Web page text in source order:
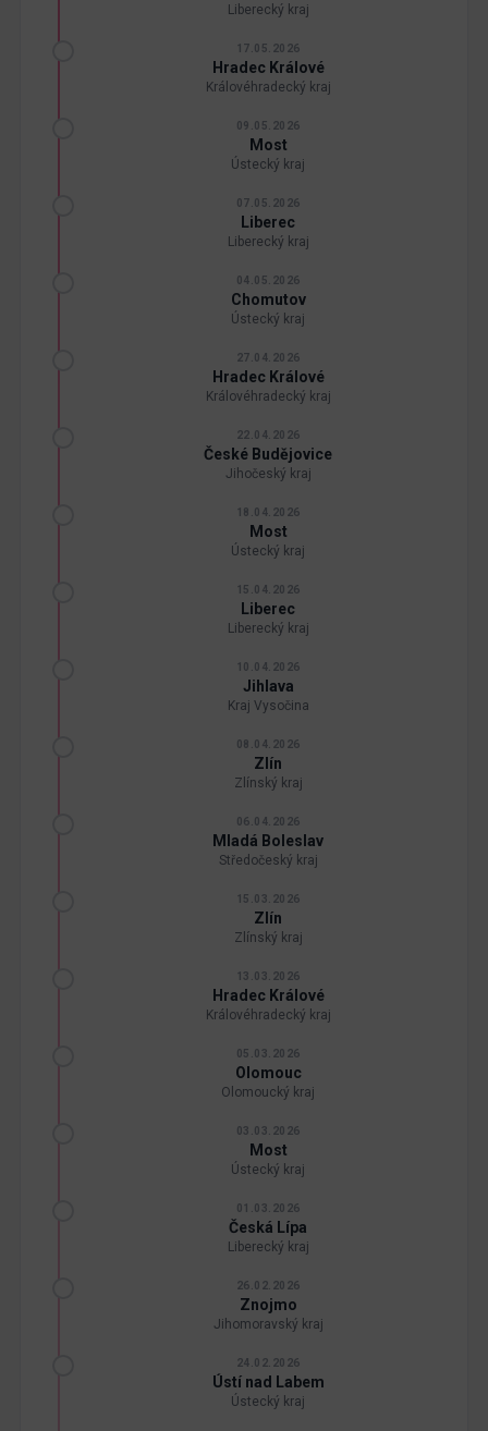
Liberecký kraj
17.05.2026
Hradec Králové
Královéhradecký kraj
09.05.2026
Most
Ústecký kraj
07.05.2026
Liberec
Liberecký kraj
04.05.2026
Chomutov
Ústecký kraj
27.04.2026
Hradec Králové
Královéhradecký kraj
22.04.2026
České Budějovice
Jihočeský kraj
18.04.2026
Most
Ústecký kraj
15.04.2026
Liberec
Liberecký kraj
10.04.2026
Jihlava
Kraj Vysočina
08.04.2026
Zlín
Zlínský kraj
06.04.2026
Mladá Boleslav
Středočeský kraj
15.03.2026
Zlín
Zlínský kraj
13.03.2026
Hradec Králové
Královéhradecký kraj
05.03.2026
Olomouc
Olomoucký kraj
03.03.2026
Most
Ústecký kraj
01.03.2026
Česká Lípa
Liberecký kraj
26.02.2026
Znojmo
Jihomoravský kraj
24.02.2026
Ústí nad Labem
Ústecký kraj